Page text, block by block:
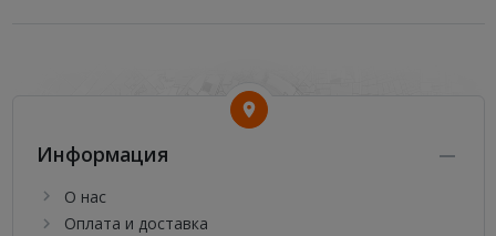
Информация
О нас
Оплата и доставка